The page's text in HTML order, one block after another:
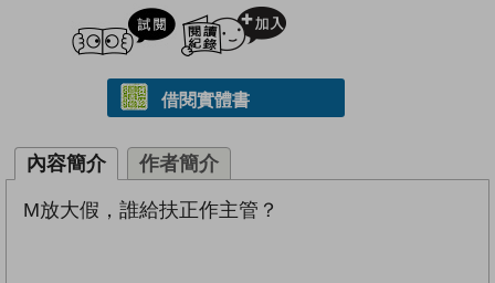
試閲
借閱實體書
內容簡介 作者簡介
M放大假，誰給扶正作主管？